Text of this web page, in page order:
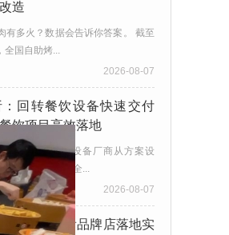
造
有多火？数据会告诉你答案。 截至
全国自助烤...
2026-08-07
回转餐饮设备快速交付
饮项目高效落地
备快速交付是指设备厂商从方案设
到安装调试完成全...
2026-08-07
锅设备，看品牌店落地实